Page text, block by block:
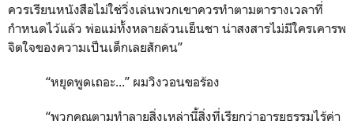
ควรเรียนหนังสือไม่ใช่วิ่งเล่นพวกเขาควรทำตามตารางเวลาที่
กำหนดไว้แล้ว พ่อแม่ทั้งหลายล้วนเย็นชา น่าสงสารไม่มีใครเคารพ
จิตใจของความเป็นเด็กเลยสักคน”
“หยุดพูดเถอะ...” ผมวิงวอนขอร้อง
“พวกคุณตามทำลายสิ่งเหล่านี้สิ่งที่เรียกว่าอารยธรรมไร้ค่า